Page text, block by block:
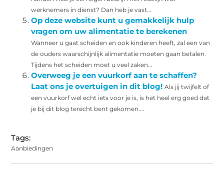
werknemers in dienst? Dan heb je vast...
Op deze website kunt u gemakkelijk hulp
vragen om uw alimentatie te berekenen
Wanneer u gaat scheiden en ook kinderen heeft, zal een van
de ouders waarschijnlijk alimentatie moeten gaan betalen.
Tijdens het scheiden moet u veel zaken...
Overweeg je een vuurkorf aan te schaffen?
Laat ons je overtuigen in dit blog! Als jij twijfelt of
een vuurkorf wel echt iets voor je is, is het heel erg goed dat
je bij dit blog terecht bent gekomen....
Tags:
Aanbiedingen